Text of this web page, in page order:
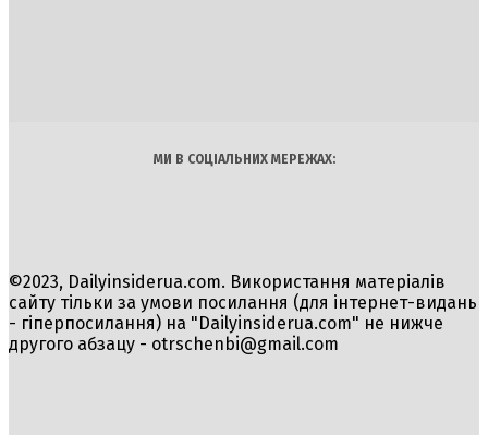
МИ В СОЦІАЛЬНИХ МЕРЕЖАХ:
©2023, Dailyinsiderua.com. Використання матеріалів
сайту тільки за умови посилання (для інтернет-видань
- гіперпосилання) на "Dailyinsiderua.com" не нижче
другого абзацу - otrschenbi@gmail.com